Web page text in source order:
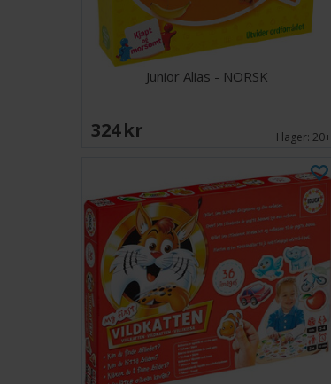
Junior Alias - NORSK
324 SEK I lager:20+